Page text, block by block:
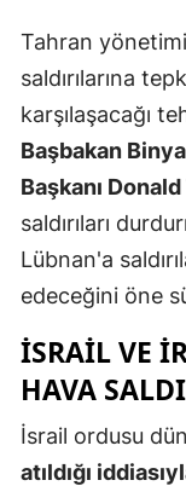
Tahran
saldırılarına
karşılaşacağı
Başbakan
Başkanı
saldırıları
Lübnan'a
edeceğini öne
İSRAİL VE
HAVA
İsrail ordusu dün
atıldığı